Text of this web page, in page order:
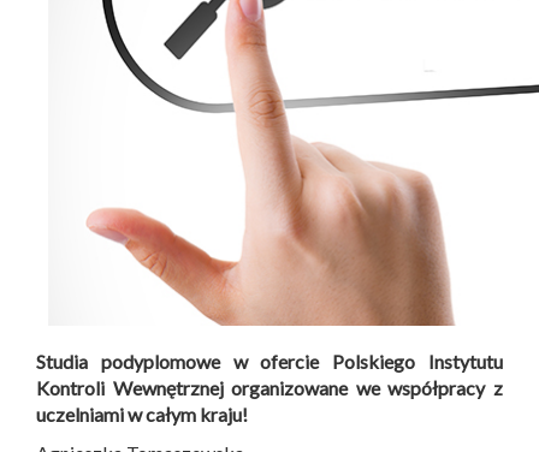
Studia podyplomowe w ofercie Polskiego Instytutu
Kontroli Wewnętrznej organizowane we współpracy z
uczelniami w całym kraju!